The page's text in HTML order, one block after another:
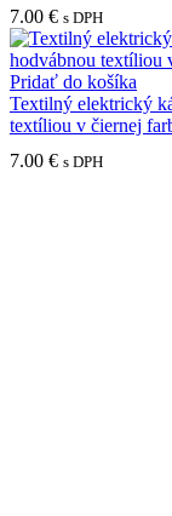
7.00 € s DPH
Pridať do košíka
Textilný elektrický
textíliou v čiernej
7.00 € s DPH